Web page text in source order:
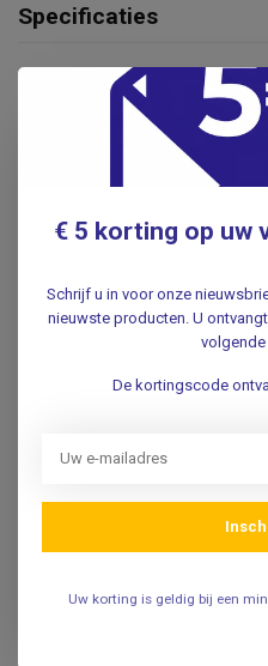
Specificaties
Reviews
Gerelateerde producten
stuks
AVOCA
Avoca
Histofreezer
(2x80ml)
.
CryoAlfa
16G N2O
€ 5 korting op uw
Schrijf u in voor onze
nieuwste producten. U
De kortingscode
Uw korting is geldig bij een